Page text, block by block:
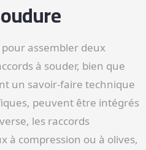
assembler deux
à souder, bien que
un savoir-faire technique
peuvent être intégrés
les raccords
à compression ou à olives,